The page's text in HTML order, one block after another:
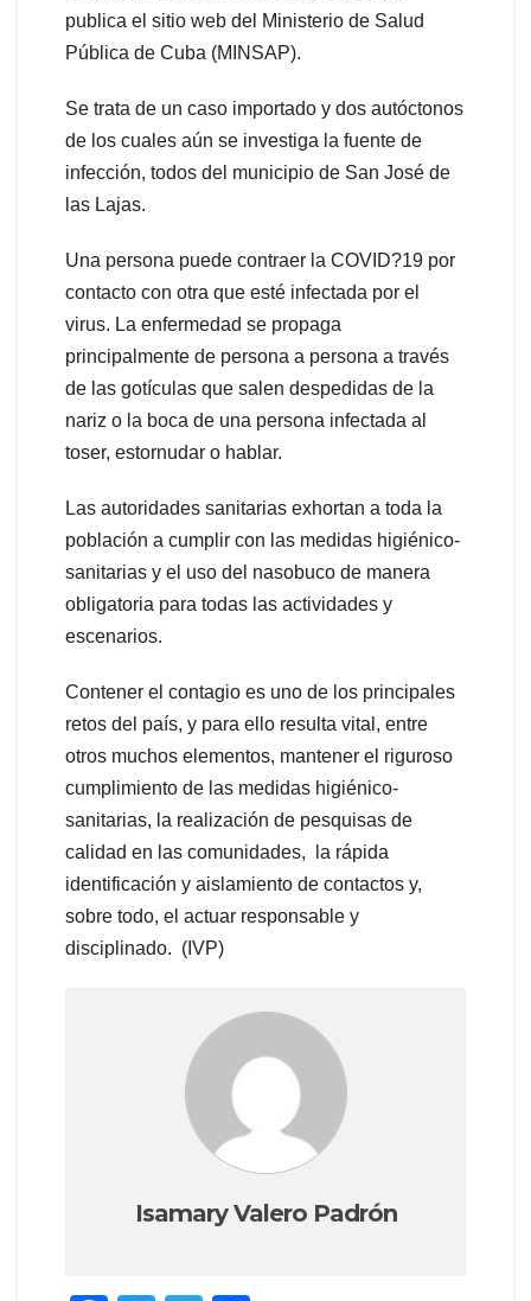
publica el sitio web del Ministerio de Salud
Pública de Cuba (MINSAP).
Se trata de un caso importado y dos autóctonos
de los cuales aún se investiga la fuente de
infección, todos del municipio de San José de
las Lajas.
Una persona puede contraer la COVID?19 por
contacto con otra que esté infectada por el
virus. La enfermedad se propaga
principalmente de persona a persona a través
de las gotículas que salen despedidas de la
nariz o la boca de una persona infectada al
toser, estornudar o hablar.
Las autoridades sanitarias exhortan a toda la
población a cumplir con las medidas higiénico-
sanitarias y el uso del nasobuco de manera
obligatoria para todas las actividades y
escenarios.
Contener el contagio es uno de los principales
retos del país, y para ello resulta vital, entre
otros muchos elementos, mantener el riguroso
cumplimiento de las medidas higiénico-
sanitarias, la realización de pesquisas de
calidad en las comunidades, la rápida
identificación y aislamiento de contactos y,
sobre todo, el actuar responsable y
disciplinado. (IVP)
Isamary Valero Padrón